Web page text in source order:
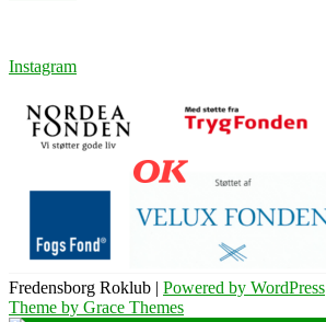
Instagram
Fredensborg Roklub | Powered by WordPress
Theme by Grace Themes